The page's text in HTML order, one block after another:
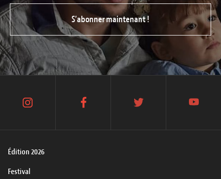
S’abonner maintenant !
Édition 2026
Festival
instagram facebook twitter youtube